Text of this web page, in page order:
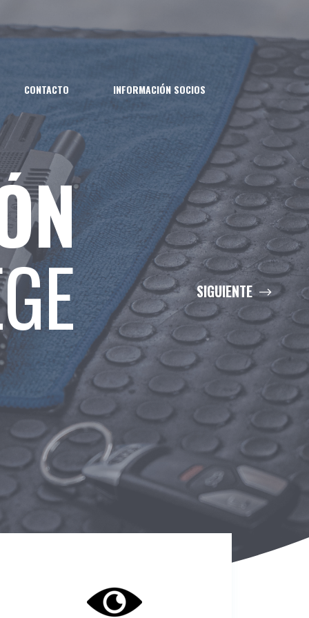
CONTACTO INFORMACIÓN SOCIOS
SIGUIENTE